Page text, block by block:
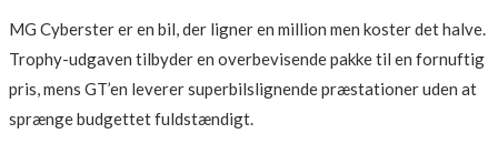
MG Cyberster er en bil, der ligner en million men koster det halve.
Trophy-udgaven tilbyder en overbevisende pakke til en fornuftig
pris, mens GT’en leverer superbilslignende præstationer uden at
sprænge budgettet fuldstændigt.